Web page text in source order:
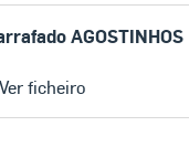
AGOSTINHOS
Ver ficheiro